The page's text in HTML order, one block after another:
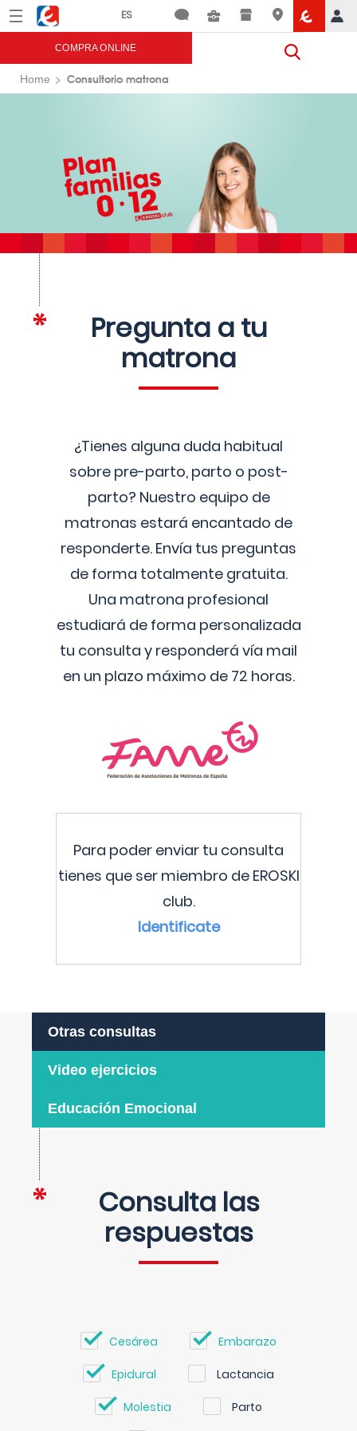
Menú Eroski
COMPRA ONLINE
Home Consultorio matrona
Pregunta a tu
matrona
¿Tienes alguna duda habitual
sobre pre-parto, parto o post-
parto? Nuestro equipo de
matronas estará encantado de
responderte. Envía tus preguntas
de forma totalmente gratuita.
Una matrona profesional
estudiará de forma personalizada
tu consulta y responderá vía mail
en un plazo máximo de 72 horas.
Para poder enviar tu consulta
tienes que ser miembro de EROSKI
club.
Identificate
Otras consultas
Video ejercicios
Educación Emocional
Consulta las
respuestas
Cesárea Embarazo
Epidural Lactancia
Molestia Parto